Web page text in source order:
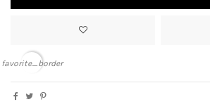
favorite_border